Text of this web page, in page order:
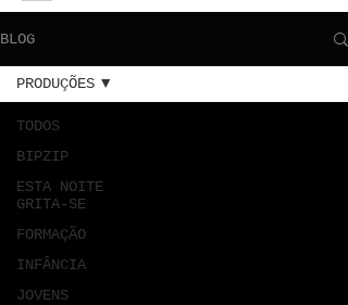
BLOG
TODOS
BIPZIP
ESTA NOITE
GRITA-SE
FORMAÇÃO
INFÂNCIA
JOVENS
PRODUÇÕES